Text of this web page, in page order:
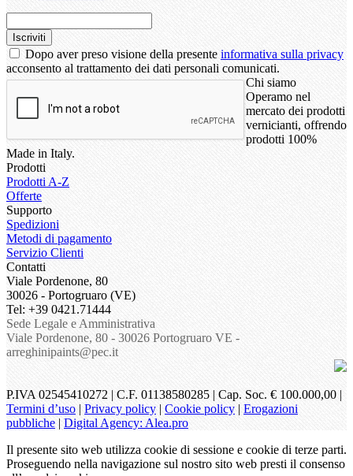
Iscriviti
Dopo aver preso visione della presente informativa sulla privacy
acconsento al trattamento dei dati personali comunicati.
Chi siamo
Operamo nel
mercato dei prodotti
vernicianti, offrendo
prodotti 100%
Made in Italy.
Prodotti
Prodotti A-Z
Offerte
Supporto
Spedizioni
Metodi di pagamento
Servizio Clienti
Contatti
Viale Pordenone, 80
30026 - Portogruaro (VE)
Tel: +39 0421.71444
Sede Legale e Amministrativa
Viale Pordenone, 80 - 30026 Portogruaro VE -
arreghinipaints@pec.it
P.IVA 02545410272 | C.F. 01138580285 | Cap. Soc. € 100.000,00 |
Termini d’uso | Privacy policy | Cookie policy | Erogazioni
pubbliche | Digital Agency: Alea.pro
Il presente sito web utilizza cookie di sessione e cookie di terze parti.
Proseguendo nella navigazione sul nostro sito web presti il consenso